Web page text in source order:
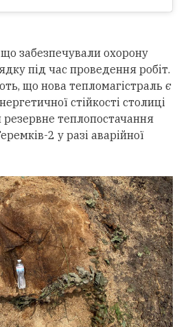
що забезпечували охорону
під час проведення робіт.
що нова тепломагістраль є
стійкості столиці
теплопостачання
2 у разі аварійної